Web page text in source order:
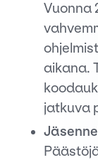
Vuonna
aikana.
jatkuva